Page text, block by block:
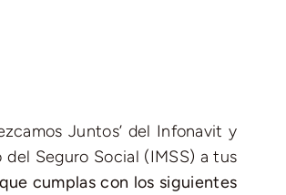
Juntos’ del Infonavit y
Seguro Social (IMSS) a tus
cumplas con los siguientes